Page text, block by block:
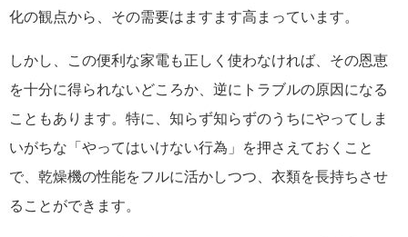
化の観点から、その需要はますます高まっています。
しかし、この便利な家電も正しく使わなければ、その恩恵
を十分に得られないどころか、逆にトラブルの原因になる
こともあります。特に、知らず知らずのうちにやってしま
いがちな「やってはいけない行為」を押さえておくこと
で、乾燥機の性能をフルに活かしつつ、衣類を長持ちさせ
ることができます。